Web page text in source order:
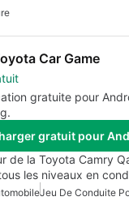
Car Game
gratuite pour
gratuit pour
de la Toyota Camry
les niveaux en
Jeu De Conduite